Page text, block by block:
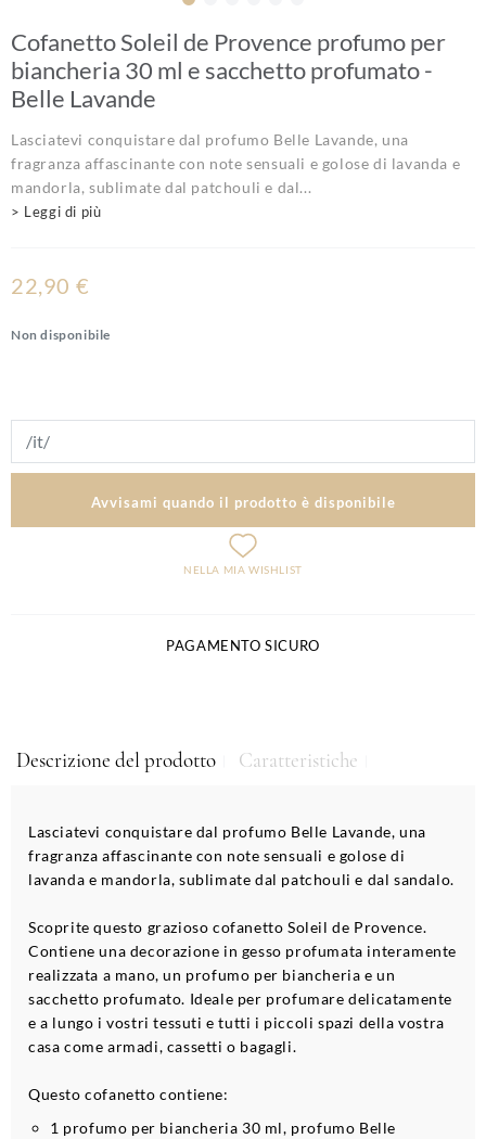
Cofanetto Soleil de Provence profumo per
biancheria 30 ml e sacchetto profumato -
Belle Lavande
Lasciatevi conquistare dal profumo Belle Lavande, una
fragranza affascinante con note sensuali e golose di lavanda e
mandorla, sublimate dal patchouli e dal...
> Leggi di più
22,90 €
Non disponibile
Avvisami quando il prodotto è disponibile
NELLA MIA WISHLIST
PAGAMENTO SICURO
Descrizione del prodotto Caratteristiche
Lasciatevi conquistare dal profumo Belle Lavande, una
fragranza affascinante con note sensuali e golose di
lavanda e mandorla, sublimate dal patchouli e dal sandalo.
Scoprite questo grazioso cofanetto Soleil de Provence.
Contiene una decorazione in gesso profumata interamente
realizzata a mano, un profumo per biancheria e un
sacchetto profumato. Ideale per profumare delicatamente
e a lungo i vostri tessuti e tutti i piccoli spazi della vostra
casa come armadi, cassetti o bagagli.
Questo cofanetto contiene:
1 profumo per biancheria 30 ml, profumo Belle